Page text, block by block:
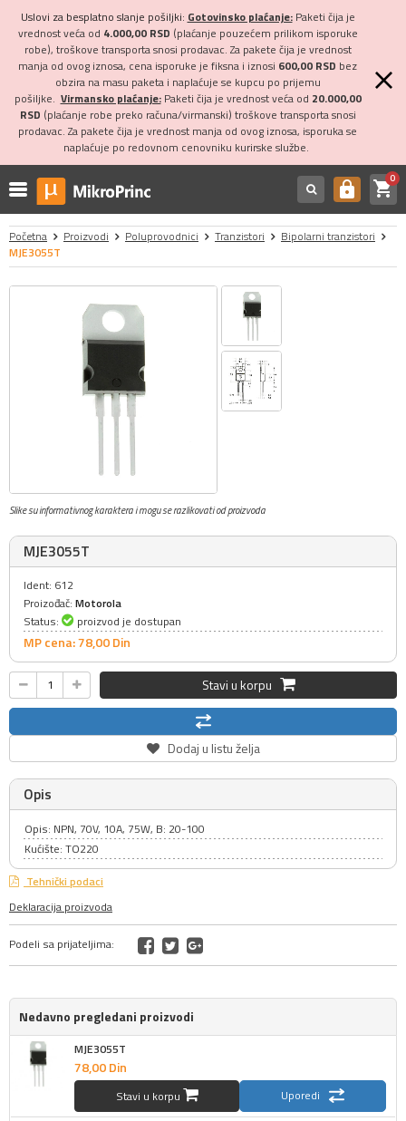
Uslovi za besplatno slanje pošiljki: Gotovinsko plaćanje:Paketi čija je
vrednost veća od 4.000,00 RSD (plaćanje pouzećem prilikom isporuke
robe), troškove transporta snosi prodavac. Za pakete čija je vrednost
manja od ovog iznosa, cena isporuke je fiksna i iznosi 600,00 RSD bez
obzira na masu paketa i naplaćuje se kupcu po prijemu
pošiljke. Virmansko plaćanje:Paketi čija je vrednost veća od 20.000,00
RSD (plaćanje robe preko računa/virmanski) troškove transporta snosi
prodavac. Za pakete čija je vrednost manja od ovog iznosa, isporuka se
naplaćuje po redovnom cenovniku kurirske službe.
https shopping_cart0
Početna Proizvodi Poluprovodnici Tranzistori
Bipolarni tranzistori
MJE3055T
Slike su informativnog karaktera i mogu se razlikovati od proizvoda
MJE3055T
Ident: 612
Proizođač: Motorola
Status:
proizvod je dostupan
MP cena: 78,00Din
Stavi u korpu
Dodaj u listu želja
Opis
Opis: NPN, 70V, 10A, 75W, B: 20-100
Kućište: TO220
Tehnički podaci
Deklaracija proizvoda
Podeli sa prijateljima:
Nedavno pregledani proizvodi
MJE3055T
78,00Din
Stavi u korpu Uporedi